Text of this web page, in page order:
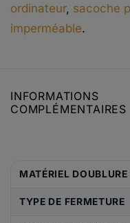
ordinateur, sacoche
imperméable.
INFORMATIONS
COMPLÉMENTAIRES
MATÉRIEL DOUBLURE
TYPE DE FERMETURE